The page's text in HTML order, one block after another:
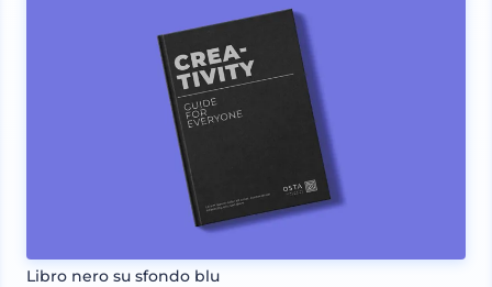
Libro nero su sfondo blu